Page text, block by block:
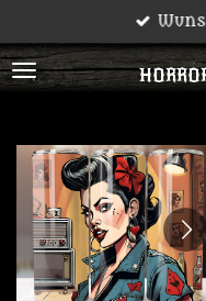
Hauptinhalt
springen